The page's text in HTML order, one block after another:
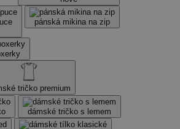
pánská mikina na zip
tričko premium
dámské tričko s lemem